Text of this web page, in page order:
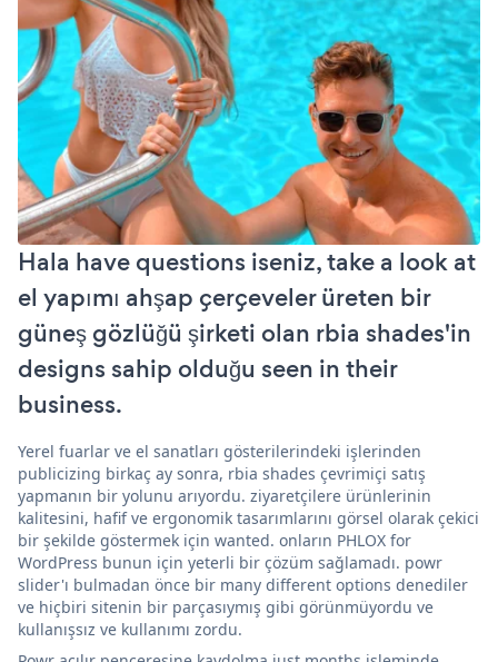
Hala have questions iseniz, take a look at
el yapımı ahşap çerçeveler üreten bir
güneş gözlüğü şirketi olan rbia shades'in
designs sahip olduğu seen in their
business.
Yerel fuarlar ve el sanatları gösterilerindeki işlerinden
publicizing birkaç ay sonra, rbia shades çevrimiçi satış
yapmanın bir yolunu arıyordu. ziyaretçilere ürünlerinin
kalitesini, hafif ve ergonomik tasarımlarını görsel olarak çekici
bir şekilde göstermek için wanted. onların PHLOX for
WordPress bunun için yeterli bir çözüm sağlamadı. powr
slider'ı bulmadan önce bir many different options denediler
ve hiçbiri sitenin bir parçasıymış gibi görünmüyordu ve
kullanışsız ve kullanımı zordu.